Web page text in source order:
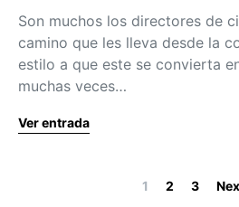
Son muchos los directores de
camino que les lleva desde la
estilo a que este se convierta
muchas veces…
Ver entrada
1 2 3